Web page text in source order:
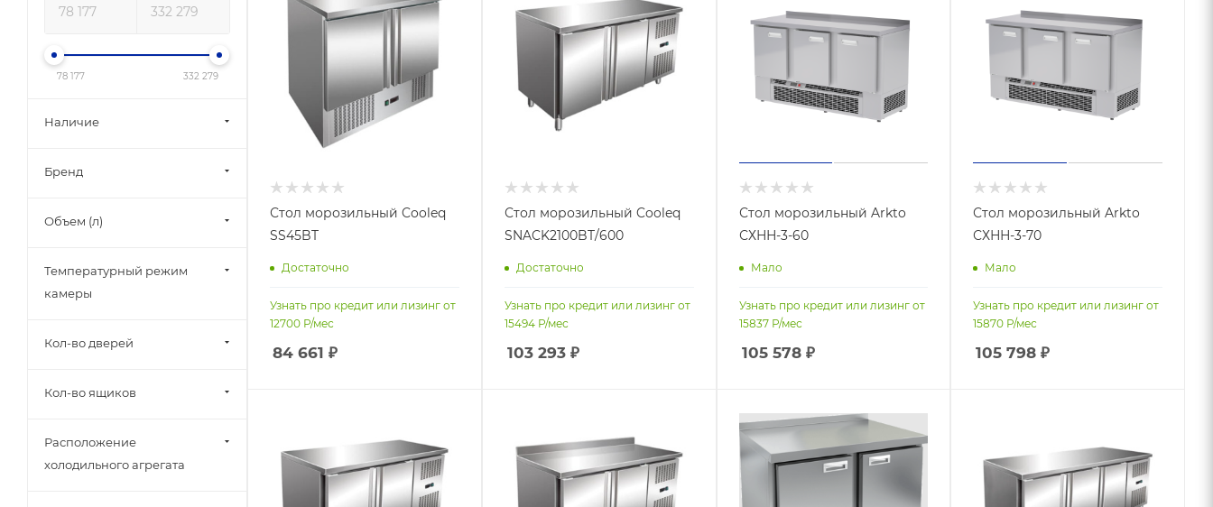
Стол морозильный Cooleq
SS45BT
Достаточно
Узнать про кредит или лизинг от
12700 Р/мес
84 661 ₽
Стол морозильный Cooleq
SNACK2100BT/600
Достаточно
Узнать про кредит или лизинг от
15494Р/мес
103 293₽
Стол морозильный Arkto
СХНН-3-60
Мало
Узнать про кредит или лизинг от
15837Р/мес
105 578₽
Стол морозильный Arkto
СХНН-3-70
Мало
Узнать про кредит или лизинг от
15870 Р/мес
105 798 ₽
78 177 332 279
Наличие
Бренд
Объем (л)
Температурный режим
камеры
Кол-во дверей
Кол-во ящиков
Расположение
холодильного агрегата